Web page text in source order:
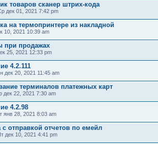
товаров сканер штрих-кода
дек 01, 2021 7:42 pm
на термопринтере из накладной
10, 2021 10:39 am
при продажах
25, 2021 12:33 pm
4.2.111
дек 20, 2021 11:45 am
терминалов платежных карт
дек 22, 2021 7:30 am
4.2.98
янв 28, 2021 8:03 am
отправкой отчетов по емейл
дек 10, 2021 4:41 pm